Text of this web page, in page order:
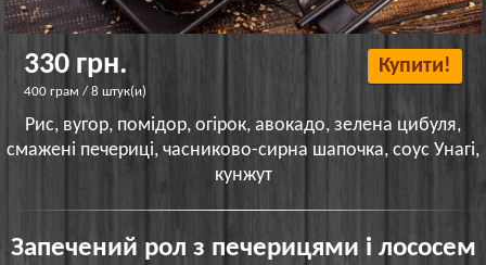
330 грн.
400 грам / 8 штук(и)
Купити!
Рис, вугор, помідор, огірок, авокадо, зелена цибуля,
смажені печериці, часниково-сирна шапочка, соус Унагі,
кунжут
Запечений рол з печерицями і лососем